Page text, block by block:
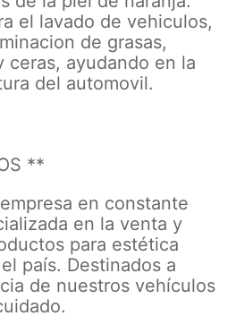
el lavado de vehiculos,
de grasas,
ceras, ayudando en la
del automovil.
SOMOS **
en constante
en la venta y
para estética
país. Destinados a
de nuestros vehículos